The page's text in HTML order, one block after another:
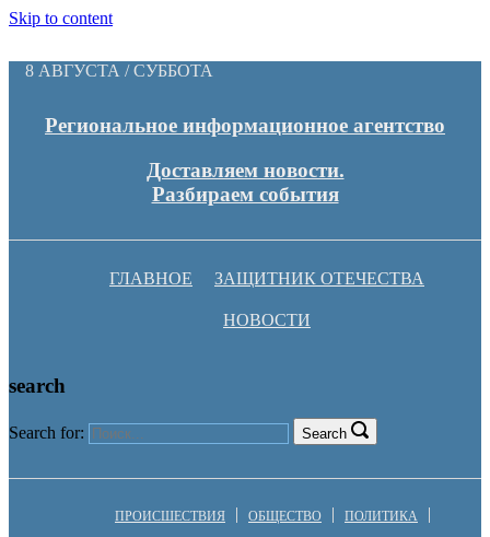
Skip to content
8 АВГУСТА / СУББОТА
Региональное информационное агентство
Доставляем новости.
Разбираем события
ГЛАВНОЕ ЗАЩИТНИК ОТЕЧЕСТВА
НОВОСТИ
search
Search for: Search
ПРОИСШЕСТВИЯ ОБЩЕСТВО ПОЛИТИКА